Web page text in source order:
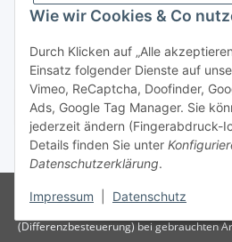
Wie wir Cookies & Co
Durch Klicken auf „Alle
Einsatz folgender Dienste auf
Vimeo, ReCaptcha, Doofinder,
Ads, Google Tag Manager. Sie
jederzeit ändern (Fingerabdruck-
Details finden Sie unter
Datenschutzerklärung.
Impressum Datenschutz
Bestellung
* Alle Preise inkl. gesetzlicher USt., zzgl.
Besucherzähler: 75649728
(Differenzbesteuerung) bei gebrauchten